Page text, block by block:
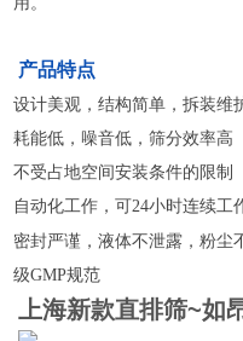
产品特点
设计美观，结构简单，拆装维
耗能低，噪音低，筛分效率高
不受占地空间安装条件的限制
自动化工作，可24小时连续工
密封严谨，液体不泄露，粉尘
级GMP规范
上海新款直排筛~如